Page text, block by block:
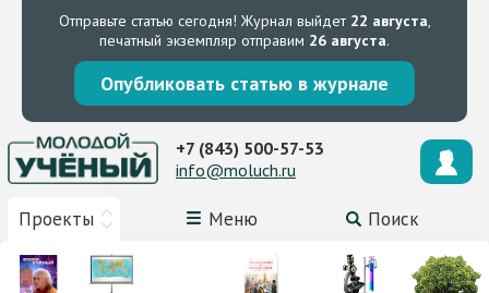
Отправьте статью сегодня! Журнал выйдет 22 августа,
печатный экземпляр отправим 26 августа.
Опубликовать статью в журнале
Проекты Меню Поиск
+7 (843) 500-57-53
info@moluch.ru